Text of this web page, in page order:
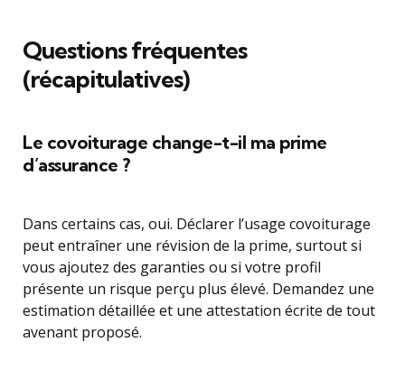
Questions fréquentes
(récapitulatives)
Le covoiturage change-t-il ma prime
d’assurance ?
Dans certains cas, oui. Déclarer l’usage covoiturage
peut entraîner une révision de la prime, surtout si
vous ajoutez des garanties ou si votre profil
présente un risque perçu plus élevé. Demandez une
estimation détaillée et une attestation écrite de tout
avenant proposé.